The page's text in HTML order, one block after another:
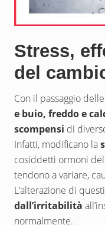
Stress,
del
Con il passaggio
e buio, freddo e
scompensi di
Infatti, modificano la
cosiddetti ormoni
tendono a variare,
L’alterazione di
dall’irritabilità
normalmente.